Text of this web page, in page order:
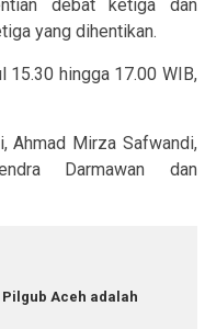
debat ketiga dan
yang dihentikan.
15.30 hingga 17.00 WIB,
Ahmad Mirza Safwandi,
Darmawan dan
Aceh adalah